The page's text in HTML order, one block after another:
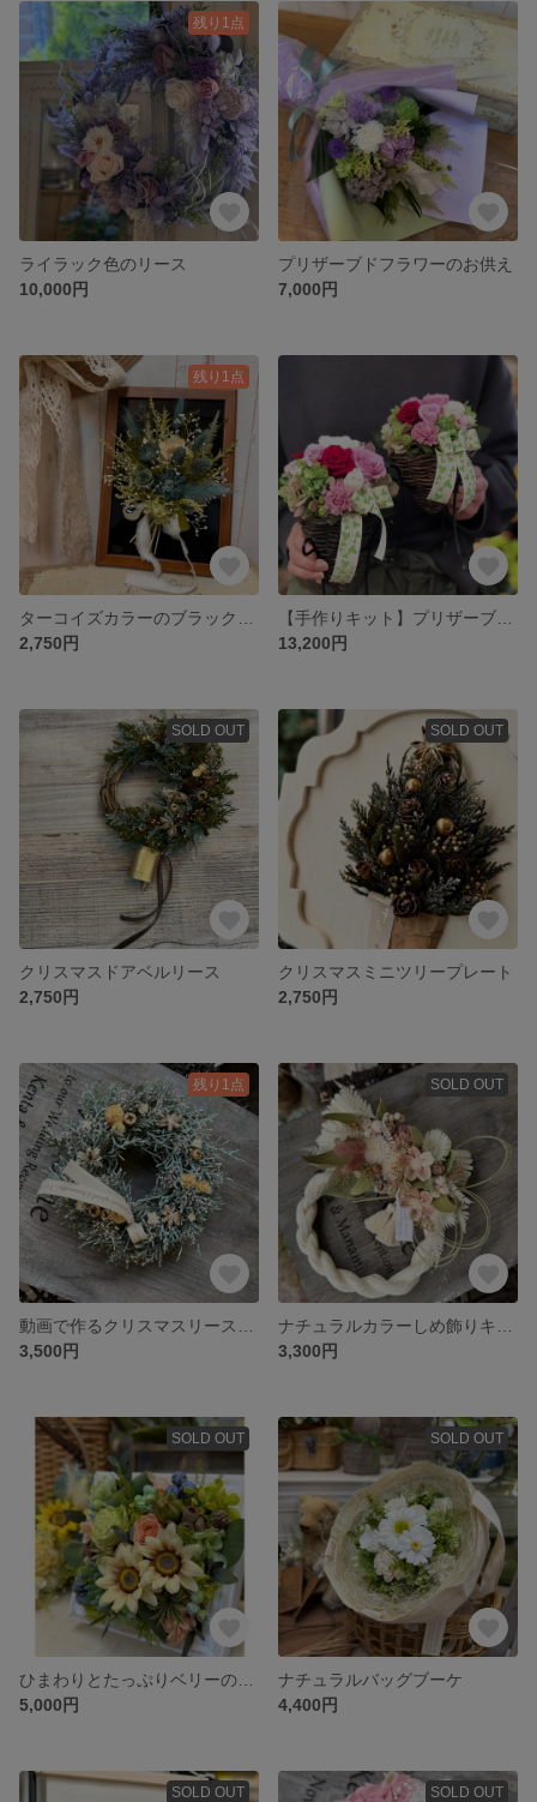
残り1点
ライラック色のリース
10,000円
プリザーブドフラワーのお供え
7,000円
残り1点
2,750円
13,200円
SOLD OUT
クリスマスドアベルリース
2,750円
SOLD OUT
クリスマスミニツリープレート
2,750円
残り1点
3,500円
SOLD OUT
3,300円
SOLD OUT
5,000円
SOLD OUT
ナチュラルバッグブーケ
4,400円
SOLD OUT SOLD OUT